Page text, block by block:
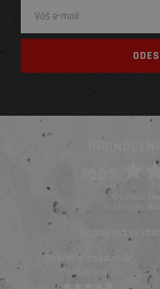
Obchod
hodnotilo
Naposled
Ověřený zákazník
Před týdnem